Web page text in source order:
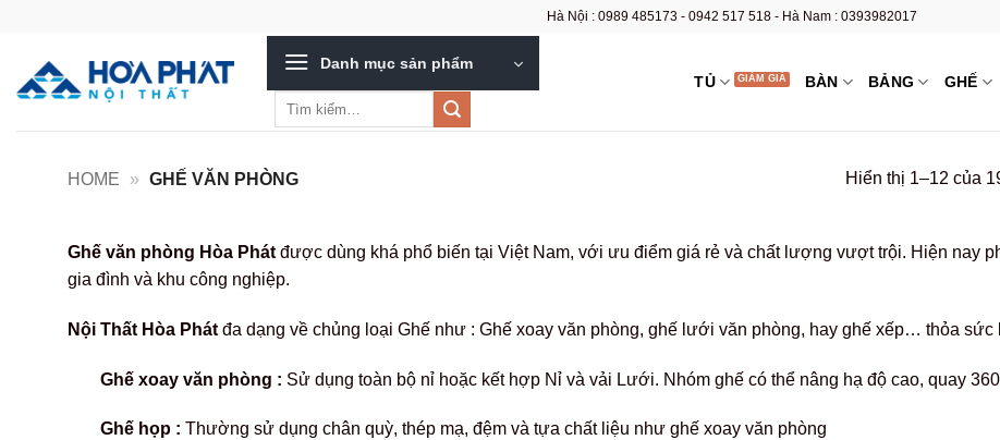
dung
Hà Nội : 0989 485173 - 0942 517 518 - Hà Nam : 0393982017
Danh mục sản phẩm
TỦ BÀN BẢNG GHẾ
HOME » GHẾ VĂN PHÒNG Hiển thị 1–12 của
Ghế văn phòng Hòa Phát được dùng khá phổ biến tại Việt Nam, với ưu điểm giá rẻ và chất lượng vượt trội. Hiện nay
gia đình và khu công nghiệp.
Nội Thất Hòa Phát đa dạng về chủng loại Ghế như : Ghế xoay văn phòng, ghế lưới văn phòng, hay ghế xếp… thỏa sức
Ghế xoay văn phòng : Sử dụng toàn bộ nỉ hoặc kết hợp Nỉ và vải Lưới. Nhóm ghế có thể nâng hạ độ cao, quay
Ghế họp : Thường sử dụng chân quỳ, thép mạ, đệm và tựa chất liệu như ghế xoay văn phòng